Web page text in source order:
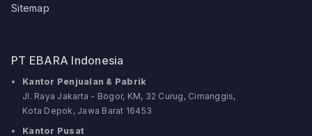
Sitemap
PT EBARA Indonesia
Kantor Penjualan & Pabrik
Jl. Raya Jakarta - Bogor, KM, 32 Curug, Cimanggis,
Kota Depok, Jawa Barat 16453
Kantor Pusat